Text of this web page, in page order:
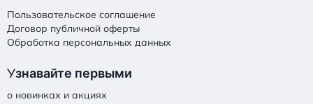
Пользовательское соглашение
Договор публичной оферты
Обработка персональных данных
Узнавайте первыми
о новинках и акциях